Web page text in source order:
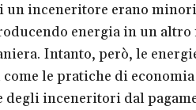
un inceneritore erano
energia in un altro
Intanto, però, le
come le pratiche di
degli inceneritori dal